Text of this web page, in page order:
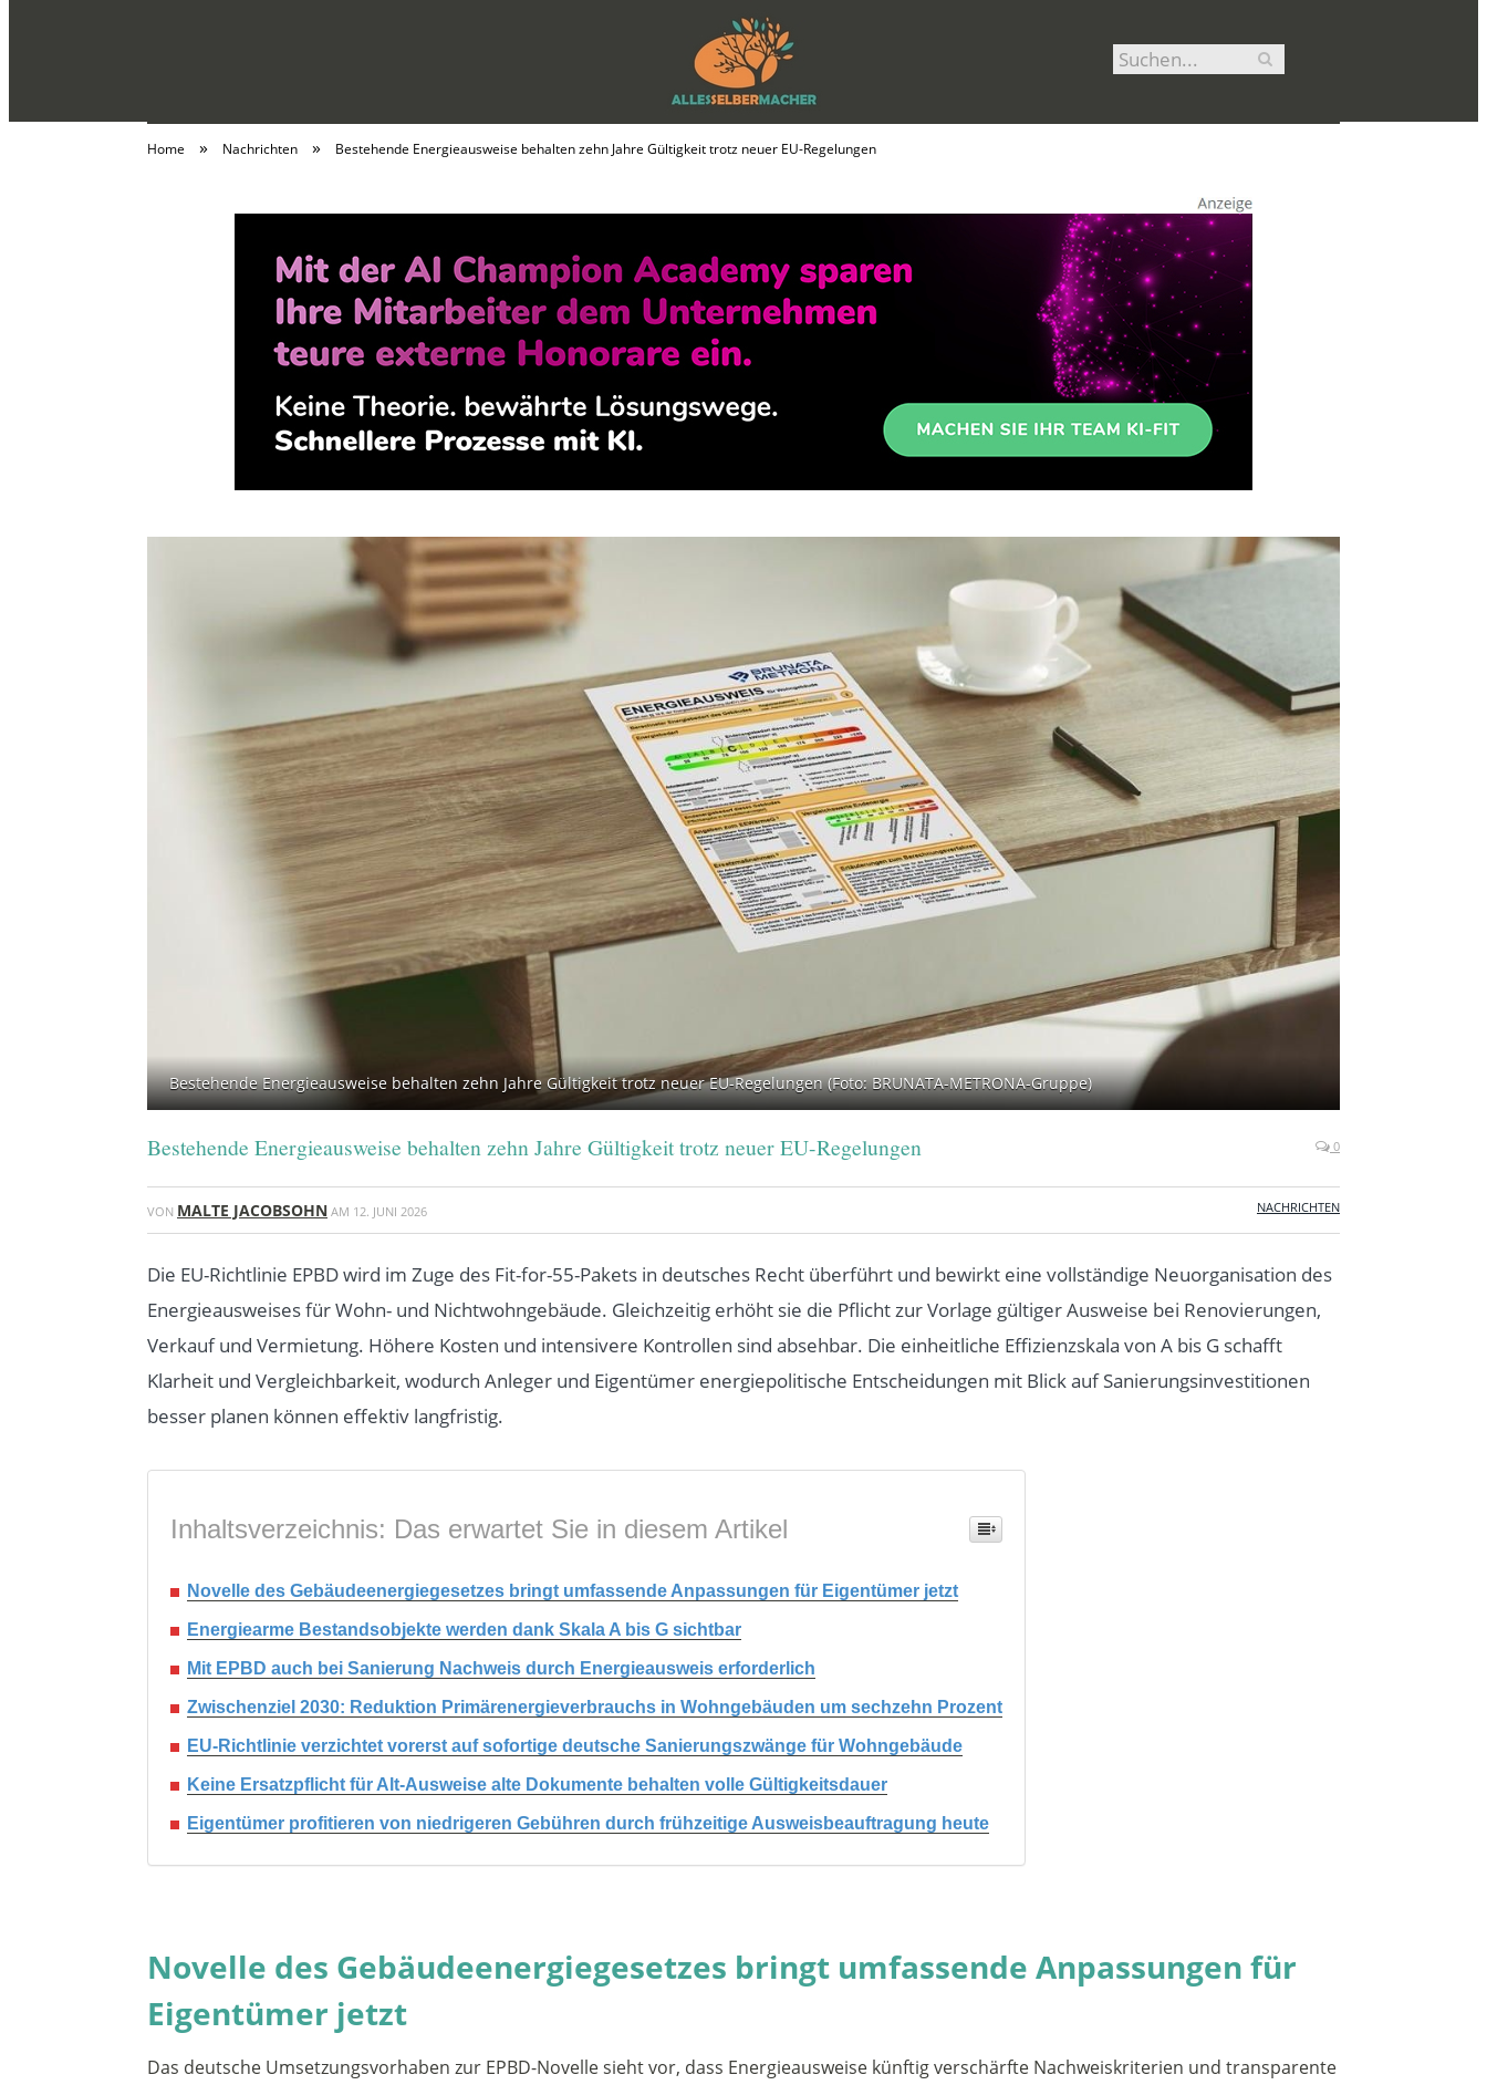
Home » Nachrichten » Bestehende Energieausweise behalten zehn Jahre Gültigkeit trotz neuer EU-Regelungen
Bestehende Energieausweise behalten zehn Jahre Gültigkeit trotz neuer EU-Regelungen (Foto: BRUNATA-METRONA-Gruppe)
Bestehende Energieausweise behalten zehn Jahre Gültigkeit trotz neuer EU-Regelungen 0
VON MALTE JACOBSOHN AM 12. JUNI 2026 NACHRICHTEN
Die EU-Richtlinie EPBD wird im Zuge des Fit-for-55-Pakets in deutsches Recht überführt und bewirkt eine vollständige Neuorganisation des
Energieausweises für Wohn- und Nichtwohngebäude. Gleichzeitig erhöht sie die Pflicht zur Vorlage gültiger Ausweise bei Renovierungen,
Verkauf und Vermietung. Höhere Kosten und intensivere Kontrollen sind absehbar. Die einheitliche Effizienzskala von A bis G schafft
Klarheit und Vergleichbarkeit, wodurch Anleger und Eigentümer energiepolitische Entscheidungen mit Blick auf Sanierungsinvestitionen
besser planen können effektiv langfristig.
Inhaltsverzeichnis: Das erwartet Sie in diesem Artikel
Novelle des Gebäudeenergiegesetzes bringt umfassende Anpassungen für Eigentümer jetzt
Energiearme Bestandsobjekte werden dank Skala A bis G sichtbar
Mit EPBD auch bei Sanierung Nachweis durch Energieausweis erforderlich
Zwischenziel 2030: Reduktion Primärenergieverbrauchs in Wohngebäuden um sechzehn Prozent
EU-Richtlinie verzichtet vorerst auf sofortige deutsche Sanierungszwänge für Wohngebäude
Keine Ersatzpflicht für Alt-Ausweise alte Dokumente behalten volle Gültigkeitsdauer
Eigentümer profitieren von niedrigeren Gebühren durch frühzeitige Ausweisbeauftragung heute
Novelle des Gebäudeenergiegesetzes bringt umfassende Anpassungen für
Eigentümer jetzt
Das deutsche Umsetzungsvorhaben zur EPBD-Novelle sieht vor, dass Energieausweise künftig verschärfte Nachweiskriterien und transparente